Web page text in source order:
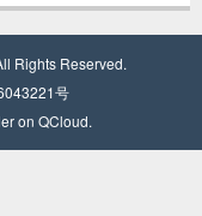
Rights Reserved.
号
on QCloud.